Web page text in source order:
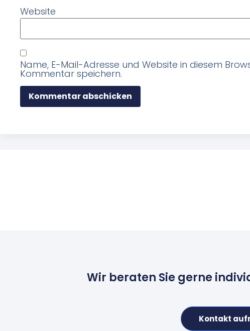
Website
Name, E-Mail-Adresse und Website in diesem
Kommentar speichern.
Wir beraten Sie gerne
Kontakt